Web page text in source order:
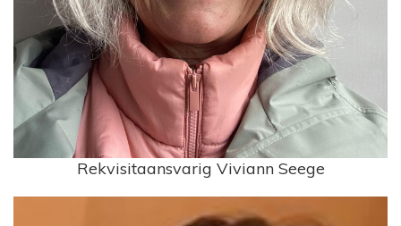
Rekvisitaansvarig Viviann Seege